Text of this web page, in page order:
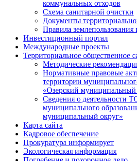
коммунальных отходов
Схема санитарной очистки
Документы
Правила землепользования
Инвестиционный портал
Международные проекты
Территориальное общественное
Методические
Нормативные правовые
территории
«Озерский муниципальный
Сведения о деятельности
муниципального
муниципальный округ»
Карта сайта
Кадровое обеспечение
Прокуратура информирует
Экологическая информация